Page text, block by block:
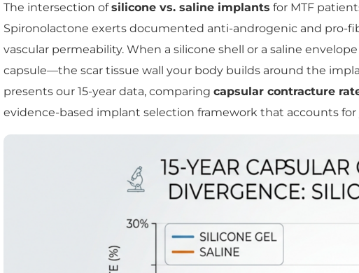
The intersection ofsilicone vs. saline implants for MTF
Spironolactone exerts documented anti-androgenic and pro-
vascular permeability. When a silicone shell or a saline
capsule—the scar tissue wall your body builds around the
presents our 15-year data, comparing capsular contracture
evidence-based implant selection framework that accounts